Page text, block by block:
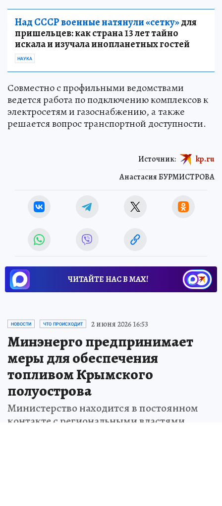
Над СССР военные натянули «сетку»для
пришельцев: как страна 13 лет тайно
искала и изучала инопланетных гостей
НАУКА
Совместно с профильными ведомствами
ведется работа по подключению комплексов к
электросетям и газоснабжению, а также
решается вопрос транспортной доступности.
Анастасия БУРМИСТРОВА
Источник: kp.ru
ЧИТАЙТЕ НАС В МАХ!
НОВОСТИ ЧТО ПРОИСХОДИТ 2 июня 2026 16:53
Минэнерго предпринимает
меры для обеспечения
топливом Крымского
полуострова
Министерство находится в постоянном
контакте с региональными властями